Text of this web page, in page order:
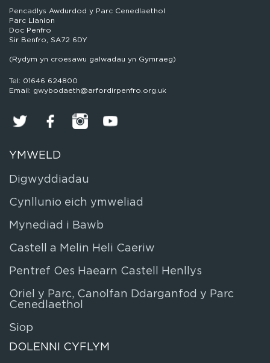
Pencadlys Awdurdod y Parc Cenedlaethol
Parc Llanion
Doc Penfro
Sir Benfro, SA72 6DY
(Rydym yn croesawu galwadau yn Gymraeg)
Tel: 01646 624800
Email: gwybodaeth@arfordirpenfro.org.uk
YMWELD
Digwyddiadau
Cynllunio eich ymweliad
Mynediad i Bawb
Castell a Melin Heli Caeriw
Pentref Oes Haearn Castell Henllys
Oriel y Parc, Canolfan Ddarganfod y Parc
Cenedlaethol
Siop
DOLENNI CYFLYM